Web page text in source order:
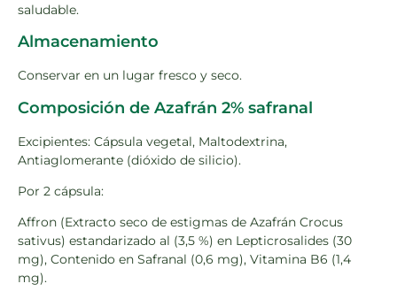
saludable.
Almacenamiento
Conservar en un lugar fresco y seco.
Composición de Azafrán 2% safranal
Excipientes: Cápsula vegetal, Maltodextrina,
Antiaglomerante (dióxido de silicio).
Por 2 cápsula:
Affron (Extracto seco de estigmas de Azafrán Crocus
sativus) estandarizado al (3,5 %) en Lepticrosalides (30
mg), Contenido en Safranal (0,6 mg), Vitamina B6 (1,4
mg).